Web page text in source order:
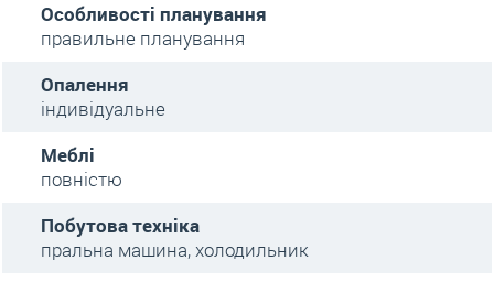
Особливості планування
правильне планування
Опалення
індивідуальне
Меблі
повністю
Побутова техніка
пральна машина, холодильник